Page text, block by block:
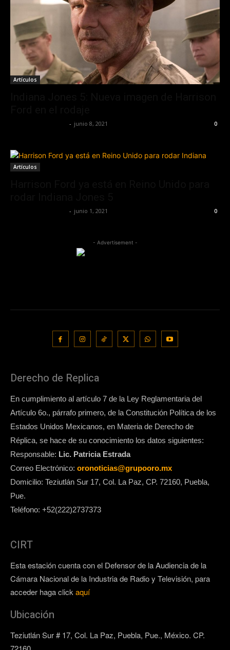
Artículos
- junio 8, 2021 0
Artículos
- junio 1, 2021 0
- Advertisement -
Derecho de Replica
En cumplimiento al artículo 7 de la Ley Reglamentaria del
Artículo 6o., párrafo primero, de la Constitución Política de los
Estados Unidos Mexicanos, en Materia de Derecho de
Réplica, se hace de su conocimiento los datos siguientes:
Responsable: Lic. Patricia Estrada
Correo Electrónico: oronoticias@grupooro.mx
Domicilio: Teziutlán Sur 17, Col. La Paz, CP. 72160, Puebla,
Pue.
Teléfono: +52(222)2737373
CIRT
Esta estación cuenta con el Defensor de la Audiencia de la
Cámara Nacional de la Industria de Radio y Televisión, para
acceder haga click aquí
Ubicación
Teziutlán Sur # 17, Col. La Paz, Puebla, Pue., México. CP.